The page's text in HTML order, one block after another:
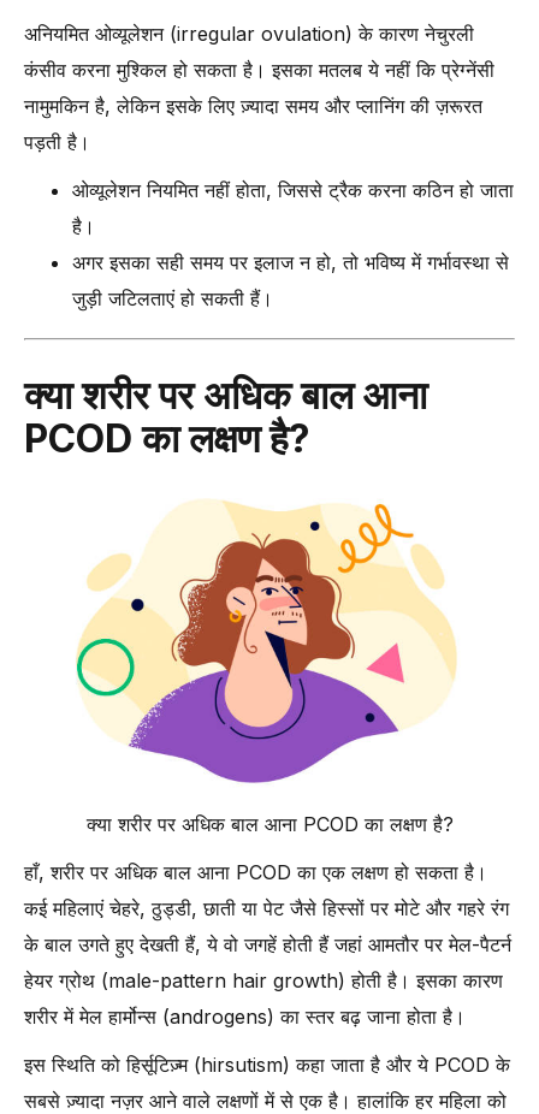
अनियमित ओव्यूलेशन (irregular ovulation) के कारण नेचुरली
कंसीव करना मुश्किल हो सकता है। इसका मतलब ये नहीं कि प्रेग्नेंसी
नामुमकिन है, लेकिन इसके लिए ज़्यादा समय और प्लानिंग की ज़रूरत
पड़ती है।
ओव्यूलेशन नियमित नहीं होता, जिससे ट्रैक करना कठिन हो जाता
है।
अगर इसका सही समय पर इलाज न हो, तो भविष्य में गर्भावस्था से
जुड़ी जटिलताएं हो सकती हैं।
क्या शरीर पर अधिक बाल आना
PCOD का लक्षण है?
क्या शरीर पर अधिक बाल आना PCOD का लक्षण है?
हाँ, शरीर पर अधिक बाल आना PCOD का एक लक्षण हो सकता है।
कई महिलाएं चेहरे, ठुड्डी, छाती या पेट जैसे हिस्सों पर मोटे और गहरे रंग
के बाल उगते हुए देखती हैं, ये वो जगहें होती हैं जहां आमतौर पर मेल-पैटर्न
हेयर ग्रोथ (male-pattern hair growth) होती है। इसका कारण
शरीर में मेल हार्मोन्स (androgens) का स्तर बढ़ जाना होता है।
इस स्थिति को हिर्सूटिज़्म (hirsutism) कहा जाता है और ये PCOD के
सबसे ज़्यादा नज़र आने वाले लक्षणों में से एक है। हालांकि हर महिला को